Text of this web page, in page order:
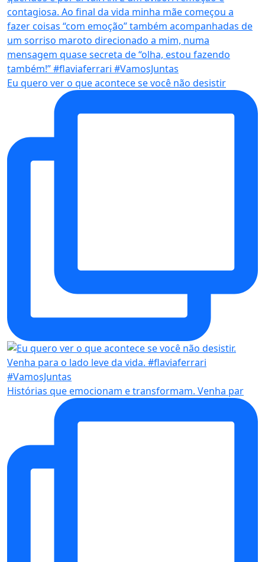
Eu quero ver o que acontece se você não desistir
Histórias que emocionam e transformam. Venha par